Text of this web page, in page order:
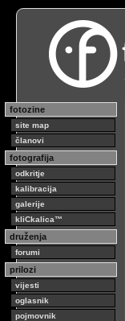
fotozine
site map
članovi
fotografija
odkritje
kalibracija
galerije
kliCkalica™
druženja
forumi
prilozi
vijesti
oglasnik
pojmovnik